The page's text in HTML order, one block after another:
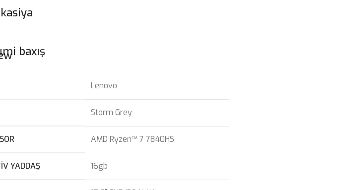
baxış
Lenovo
Storm Grey
AMD Ryzen™ 7 7840HS
YADDAŞ 16gb